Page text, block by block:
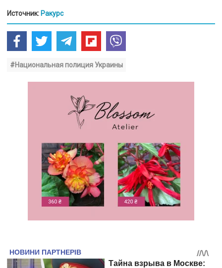
Источник: Ракурс
#Национальная полиция Украины